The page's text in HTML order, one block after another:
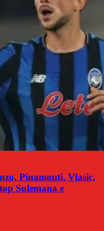
Pinamonti, Vlasic,
Sulemana e